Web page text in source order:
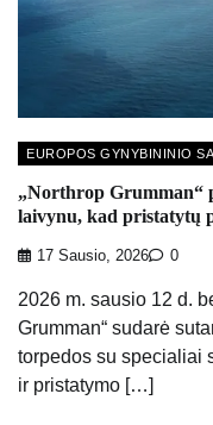
EUROPOS GYNYBININIO
„Northrop Grumman“
laivynu, kad pristatytų
17 Sausio, 2026 0
2026 m. sausio 12 d.
Grumman“ sudarė
torpedos su specialiai
ir pristatymo […]